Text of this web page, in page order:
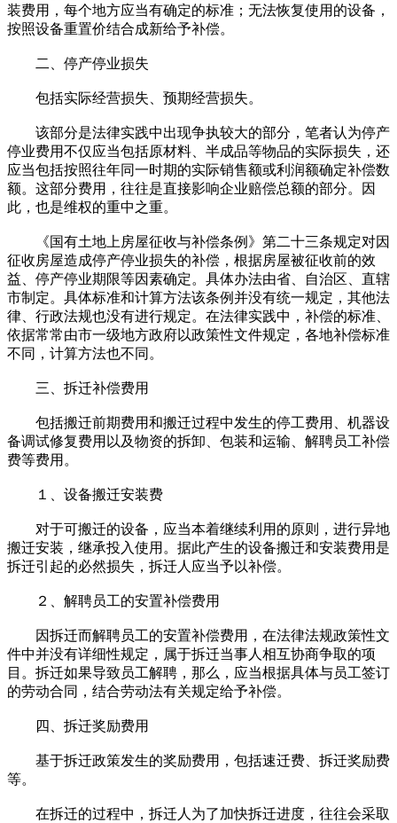
装费用，每个地方应当有确定的标准；无法恢复使用的设备，
按照设备重置价结合成新给予补偿。
二、停产停业损失
包括实际经营损失、预期经营损失。
该部分是法律实践中出现争执较大的部分，笔者认为停产
停业费用不仅应当包括原材料、半成品等物品的实际损失，还
应当包括按照往年同一时期的实际销售额或利润额确定补偿数
额。这部分费用，往往是直接影响企业赔偿总额的部分。因
此，也是维权的重中之重。
《国有土地上房屋征收与补偿条例》第二十三条规定对因
征收房屋造成停产停业损失的补偿，根据房屋被征收前的效
益、停产停业期限等因素确定。具体办法由省、自治区、直辖
市制定。具体标准和计算方法该条例并没有统一规定，其他法
律、行政法规也没有进行规定。在法律实践中，补偿的标准、
依据常常由市一级地方政府以政策性文件规定，各地补偿标准
不同，计算方法也不同。
三、拆迁补偿费用
包括搬迁前期费用和搬迁过程中发生的停工费用、机器设
备调试修复费用以及物资的拆卸、包装和运输、解聘员工补偿
费等费用。
１、设备搬迁安装费
对于可搬迁的设备，应当本着继续利用的原则，进行异地
搬迁安装，继承投入使用。据此产生的设备搬迁和安装费用是
拆迁引起的必然损失，拆迁人应当予以补偿。
２、解聘员工的安置补偿费用
因拆迁而解聘员工的安置补偿费用，在法律法规政策性文
件中并没有详细性规定，属于拆迁当事人相互协商争取的项
目。拆迁如果导致员工解聘，那么，应当根据具体与员工签订
的劳动合同，结合劳动法有关规定给予补偿。
四、拆迁奖励费用
基于拆迁政策发生的奖励费用，包括速迁费、拆迁奖励费
等。
在拆迁的过程中，拆迁人为了加快拆迁进度，往往会采取